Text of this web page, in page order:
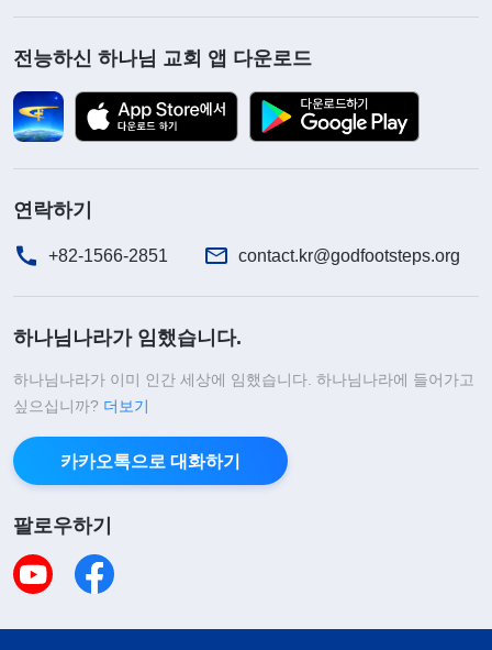
전능하신 하나님 교회 앱 다운로드
연락하기
+82-1566-2851 contact.kr@godfootsteps.org
하나님나라가 임했습니다.
하나님나라가 이미 인간 세상에 임했습니다. 하나님나라에 들어가고
싶으십니까? 더보기
카카오톡으로 대화하기
팔로우하기